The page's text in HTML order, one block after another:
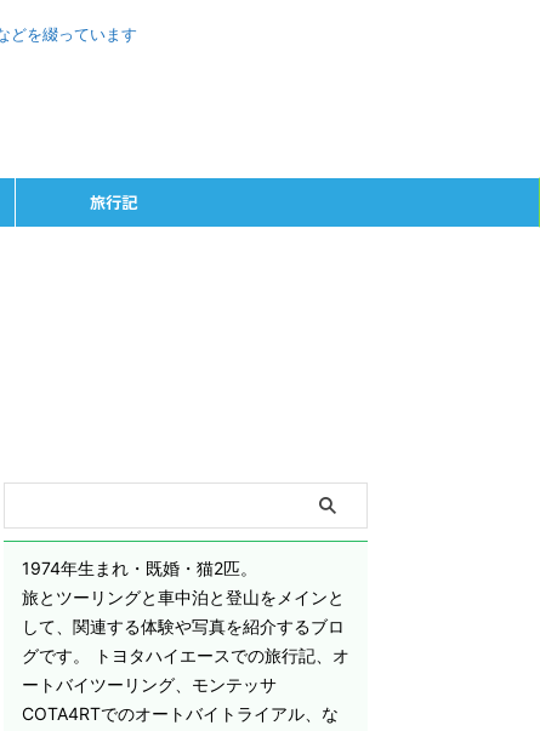
どを綴っています
旅行記
1974年生まれ・既婚・猫2匹。
旅とツーリングと車中泊と登山をメインと
して、関連する体験や写真を紹介するブロ
グです。 トヨタハイエースでの旅行記、オ
ートバイツーリング、モンテッサ
COTA4RTでのオートバイトライアル、な